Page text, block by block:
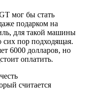
мог бы стать
подарком на
для такой машины
пор подходящая.
6000 долларов, но
оплатить.
считается